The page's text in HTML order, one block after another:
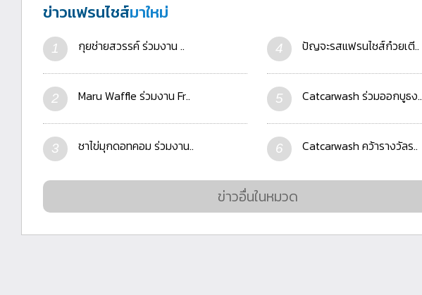
ข่าวแฟรนไชส์มาใหม่
1 กุยช่ายสวรรค์ ร่วมงาน ..
2 Maru Waffle ร่วมงาน Fr..
3 ชาไข่มุกดอทคอม ร่วมงาน..
4 ปัญจะรสแฟรนไชส์ก๋วยเตี..
5 Catcarwash ร่วมออกบูธง..
6 Catcarwash คว้ารางวัลร..
ข่าวอื่นในหมวด